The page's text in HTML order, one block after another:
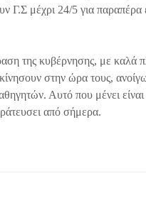
Γ.Σ μέχρι 24/5 για
της κυβέρνησης, με καλά
στην ώρα τους,
Αυτό που μένει
από σήμερα.